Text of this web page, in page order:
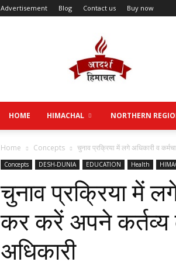
Advertisement Blog Contact us Buy now
HOME HIMACHAL NORTHERN
Home Concepts चुनाव प्रक्रिया में लगे अधिकारी व
Concepts DESH-DUNIA EDUCATION Health
चुनाव प्रक्रिया में
कर करें अपने कर्तव्य
अधिकारी